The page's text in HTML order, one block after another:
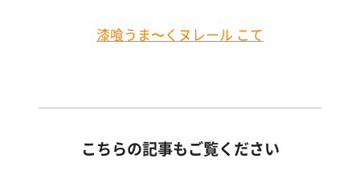
漆喰うま〜くヌレール こて
こちらの記事もご覧ください